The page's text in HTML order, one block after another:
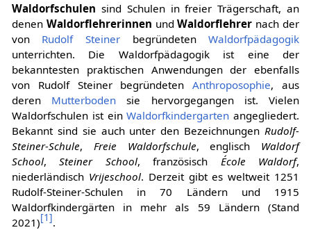
Waldorfschulen sind Schulen in freier Trägerschaft, an
denen Waldorflehrerinnen undWaldorflehrer nach der
von Rudolf Steiner begründetenWaldorfpädagogik
unterrichten. Die Waldorfpädagogik ist eine der
bekanntesten praktischen Anwendungen der ebenfalls
von Rudolf Steiner begründetenAnthroposophie, aus
deren Mutterboden sie hervorgegangen ist. Vielen
Waldorfschulen ist einWaldorfkindergarten angegliedert.
Bekannt sind sie auch unter den Bezeichnungen Rudolf-
Steiner-Schule, Freie Waldorfschule, englisch Waldorf
School,Steiner School, französisch École Waldorf,
niederländisch Vrijeschool. Derzeit gibt es weltweit 1251
Rudolf-Steiner-Schulen in 70 Ländern und 1915
Waldorfkindergärten in mehr als 59 Ländern (Stand
2021)[1].